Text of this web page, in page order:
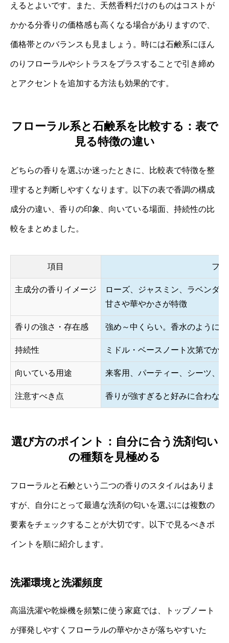
えるとよいです。また、天然香料だけのものはコストが
かかる分香りの価格感も高くなる場合がありますので、
価格帯とのバランスも見ましょう。時には石鹸系にほん
のりフローラルやシトラスをプラスすることで引き締め
とアクセントを追加する方法も効果的です。
フローラル系と石鹸系を比較する：表で
見る特徴の違い
どちらの香りを選ぶか迷ったときに、比較表で特徴を整
理すると判断しやすくなります。以下の表で香調の構成
成分の違い、香りの印象、向いている場面、持続性の比
較をまとめました。
項目 フ
主成分の香りイメージ
ローズ、ジャスミン、ラベンダ
甘さや華やかさが特徴
香りの強さ・存在感 強め～中くらい。香水のように
持続性 ミドル・ベースノート次第でか
向いている用途 来客用、パーティー、シーツ、
注意すべき点 香りが強すぎると好みに合わな
選び方のポイント：自分に合う洗剤匂い
の種類を見極める
フローラルと石鹸という二つの香りのスタイルはありま
すが、自分にとって最適な洗剤の匂いを選ぶには複数の
要素をチェックすることが大切です。以下で見るべきポ
イントを順に紹介します。
洗濯環境と洗濯頻度
高温洗濯や乾燥機を頻繁に使う家庭では、トップノート
が揮発しやすくフローラルの華やかさが落ちやすいた